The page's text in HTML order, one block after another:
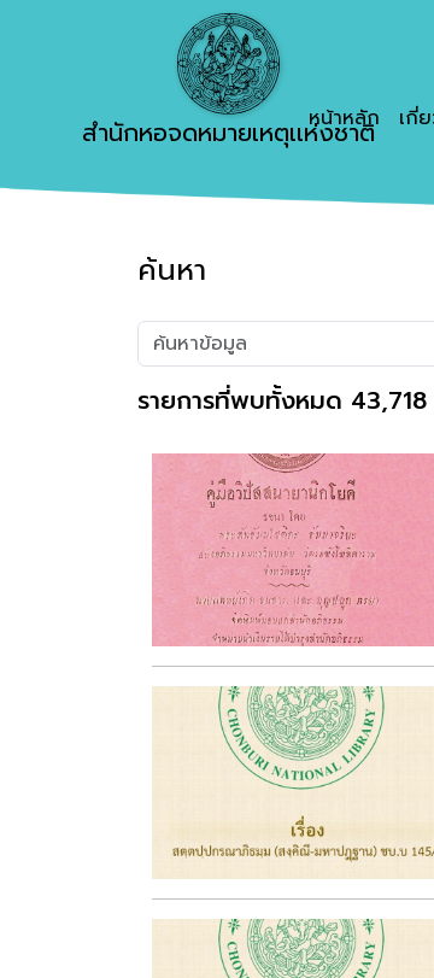
สำนักหอจดหมายเหตุเเห่งชาติ
หน้าหลัก เกี่
ค้นหา
รายการที่พบทั้งหมด 43,718